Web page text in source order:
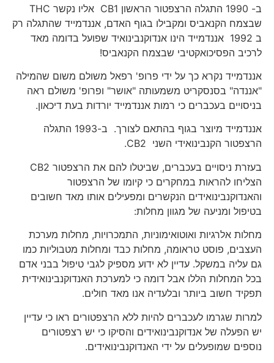
ב- 1990 התגלה הרצפטור הראשון CB1 אליו נקשר THC
שבצמח הקנאביס ומקבילו בגוף האדם, אננדמייד שהתגלה רק
ב 1992 אננדמייד הינו אנדוקנבינואיד שפועל בדומה מאד
לרכיב הפסיכואקטיבי שבצמח הקנאביס!
אננדמייד נקרא כך על ידי פרופ' רפאל משולם משום שהמילה
"אננדה" בסנסקריט משמעותה "אושר" ופרופ' משולם ראה
בניסויים בעכברים כי רמות אננדמייד יורדות בעת דיכאון.
אננדמייד מיוצר בגוף בהתאם לצורך. ב-1993 התגלה
הרצפטור הקנבינואידי השני CB2.
בעזרת ניסויים בעכברים, שביטלו להם את הרצפטור CB2
הצליחו להראות במחקרים כי קיומו של הרצפטור
והאנדוקנבינואידים הנקשרים ומפעילים אותו מאד חשובים
בטיפול ומניעה של מגוון מחלות:
מחלות אלרגיות ואוטואימוניות, התמכרויות, מחלות מערכת
העצבים, פוסט טראומה, מחלות כבד ומחלות מטבוליות כמו
גם עליה במשקל. עדיין לא ידוע מספיק לגבי טיפול בבני אדם
בכל המחלות הללו אבל דומה כי למערכת האנדוקנבינואידית
תפקיד חשוב ביותר ובלעדיה אנו מאד חולים.
למרות שגרמו לעכברים להיות ללא הרצפטורים ראו כי עדיין
יש הפעלה של אנדוקנבינואידים והסיקו כי יש רצפטורים
נוספים שמופעלים על ידי האנדוקנבינואידים.